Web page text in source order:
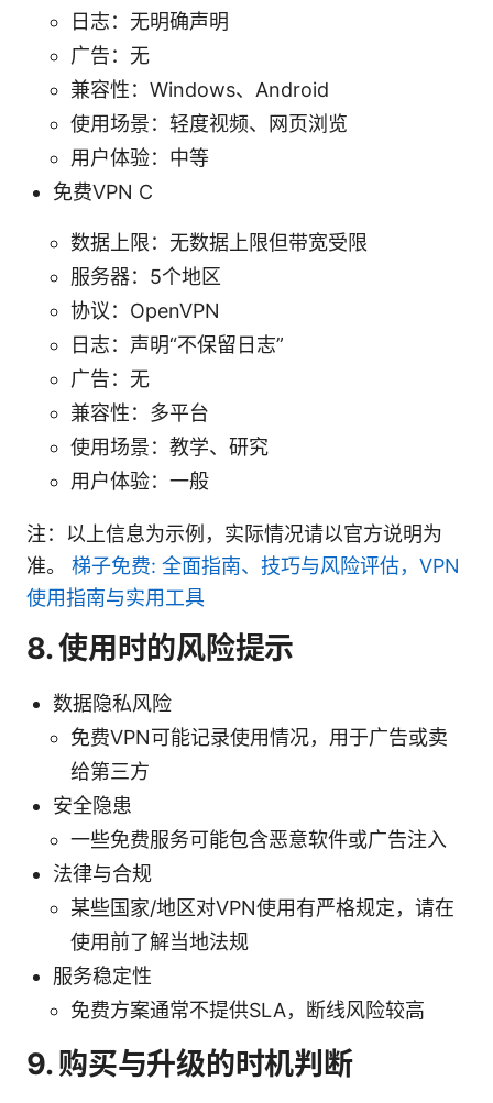
日志：无明确声明
广告：无
兼容性：Windows、Android
使用场景：轻度视频、网页浏览
用户体验：中等
免费VPN C
数据上限：无数据上限但带宽受限
服务器：5个地区
协议：OpenVPN
日志：声明“不保留日志”
广告：无
兼容性：多平台
使用场景：教学、研究
用户体验：一般
注：以上信息为示例，实际情况请以官方说明为
准。 梯子免费: 全面指南、技巧与风险评估，VPN
使用指南与实用工具
8. 使用时的风险提示
数据隐私风险
免费VPN可能记录使用情况，用于广告或卖
给第三方
安全隐患
一些免费服务可能包含恶意软件或广告注入
法律与合规
某些国家/地区对VPN使用有严格规定，请在
使用前了解当地法规
服务稳定性
免费方案通常不提供SLA，断线风险较高
9. 购买与升级的时机判断